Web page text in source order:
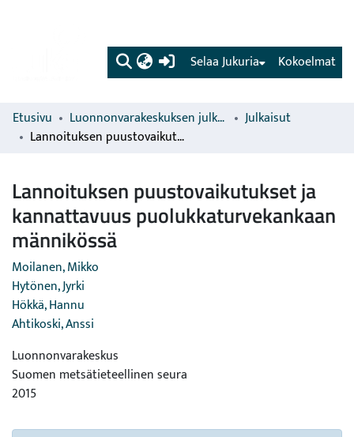
(current) Kokoelmat
Selaa Jukuria
Etusivu Luonnonvarakeskuksen julkaisut
Julkaisut
Lannoituksen puustovaikutukset ja kannattavuus puolukkaturvekankaan männikössä
Lannoituksen puustovaikutukset ja
kannattavuus puolukkaturvekankaan
männikössä
Moilanen, Mikko
Hytönen, Jyrki
Hökkä, Hannu
Ahtikoski, Anssi
Luonnonvarakeskus
Suomen metsätieteellinen seura
2015